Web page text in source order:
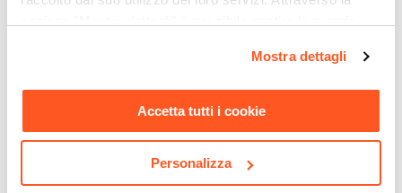
momento. Per maggiori informazioni si invita a leggere la
Mostra dettagli
Accetta tutti i cookie
Personalizza